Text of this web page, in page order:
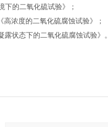
下的二氧化硫试验》
；
浓度的二氧化硫腐蚀试验》
；
状态下的二氧化硫腐蚀试验》。